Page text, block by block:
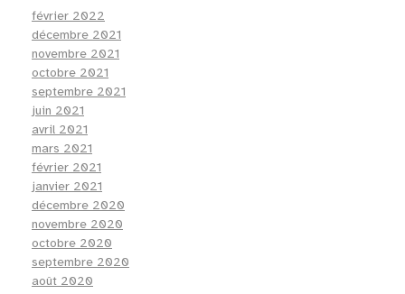
février 2022
décembre 2021
novembre 2021
octobre 2021
septembre 2021
juin 2021
avril 2021
mars 2021
février 2021
janvier 2021
décembre 2020
novembre 2020
octobre 2020
septembre 2020
août 2020